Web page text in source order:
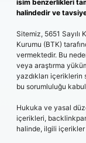
isim benzerlikleri
halindedir ve
Sitemiz, 5651
Kurumu (BTK)
vermektedir. Bu
veya araştırma
yazdıkları
bu sorumluluğu kabul
Hukuka ve yasal
içerikleri,
halinde, ilgili içerikler